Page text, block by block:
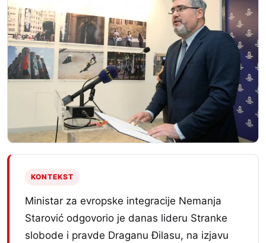
KONTEKST
Ministar za evropske integracije Nemanja
Starović odgovorio je danas lideru Stranke
slobode i pravde Draganu Đilasu, na izjavu